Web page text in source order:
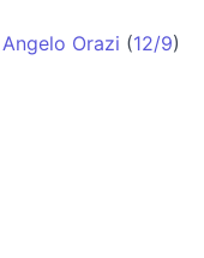
Angelo Orazi (12/9)